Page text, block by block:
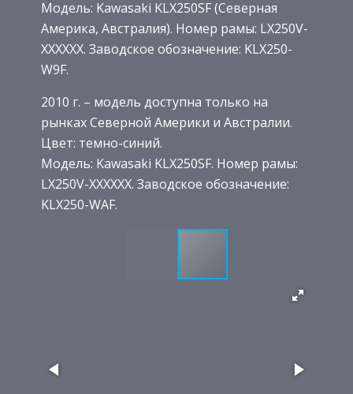
Модель: Kawasaki KLX250SF (Северная
Америка, Австралия). Номер рамы: LX250V-
XXXXXX. Заводское обозначение: KLX250-
W9F.
2010 г. – модель доступна только на
рынках Северной Америки и Австралии.
Цвет: темно-синий.
Модель: Kawasaki KLX250SF. Номер рамы:
LX250V-XXXXXX. Заводское обозначение:
KLX250-WAF.